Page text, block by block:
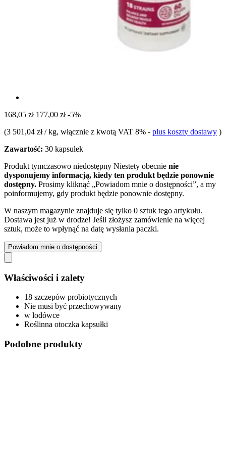
168,05 zł 177,00 zł -5%
(3 501,04 zł / kg, włącznie z kwotą VAT 8% - plus koszty dostawy )
Zawartość: 30 kapsułek
Produkt tymczasowo niedostępny Niestety obecnie nie
dysponujemy informacją, kiedy ten produkt będzie ponownie
dostępny. Prosimy kliknąć „Powiadom mnie o dostępności”, a my
poinformujemy, gdy produkt będzie ponownie dostępny.
W naszym magazynie znajduje się tylko 0 sztuk tego artykułu.
Dostawa jest już w drodze! Jeśli złożysz zamówienie na więcej
sztuk, może to wpłynąć na datę wysłania paczki.
Powiadom mnie o dostępności
Właściwości i zalety
18 szczepów probiotycznych
Nie musi być przechowywany
w lodówce
Roślinna otoczka kapsułki
Podobne produkty